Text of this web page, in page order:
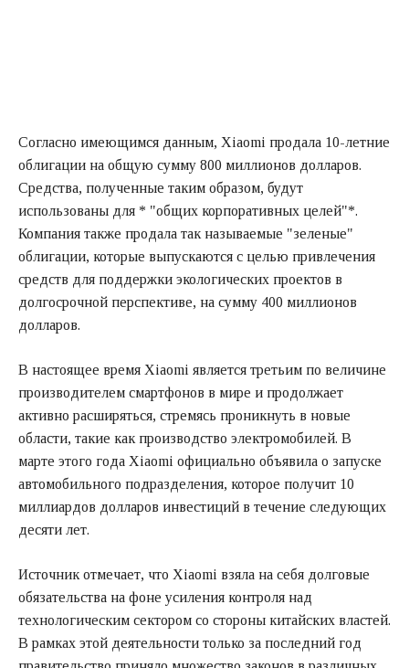
Согласно имеющимся данным, Xiaomi продала 10-летние
облигации на общую сумму 800 миллионов долларов.
Средства, полученные таким образом, будут
использованы для * "общих корпоративных целей"*.
Компания также продала так называемые "зеленые"
облигации, которые выпускаются с целью привлечения
средств для поддержки экологических проектов в
долгосрочной перспективе, на сумму 400 миллионов
долларов.
В настоящее время Xiaomi является третьим по величине
производителем смартфонов в мире и продолжает
активно расширяться, стремясь проникнуть в новые
области, такие как производство электромобилей. В
марте этого года Xiaomi официально объявила о запуске
автомобильного подразделения, которое получит 10
миллиардов долларов инвестиций в течение следующих
десяти лет.
Источник отмечает, что Xiaomi взяла на себя долговые
обязательства на фоне усиления контроля над
технологическим сектором со стороны китайских властей.
В рамках этой деятельности только за последний год